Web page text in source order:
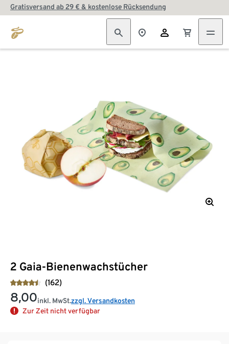
Gratisversand ab 29 € & kostenlose Rücksendung
2 Gaia-Bienenwachstücher
(162)
8,00inkl. MwSt.zzgl. Versandkosten
Zur Zeit nicht verfügbar